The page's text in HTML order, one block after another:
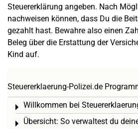
Steuererklärung angeben. Nach
nachweisen können, dass Du die
gezahlt hast. Bewahre also einen
Beleg über die Erstattung der
Kind auf.
Steuererklaerung-Polizei.de
Willkommen bei
Toggle menu
Übersicht: So verwaltest du
Toggle menu